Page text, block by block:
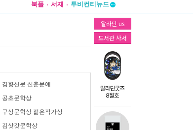
북플 서재
투비컨티뉴드
창작플랫폼
투비컨티뉴드
알라딘 us
도서관 사서
경향신문 신춘문예
공초문학상
구상문학상 젊은작가상
김삿갓문학상